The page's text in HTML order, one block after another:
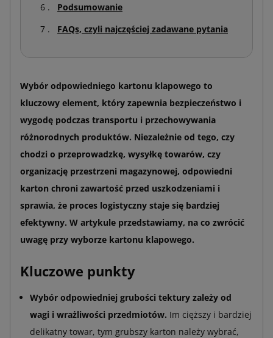
Podsumowanie
FAQs, czyli najczęściej zadawane pytania
Wybór odpowiedniego kartonu klapowego to
kluczowy element, który zapewnia bezpieczeństwo i
wygodę podczas transportu i przechowywania
różnorodnych produktów. Niezależnie od tego, czy
chodzi o przeprowadzkę, wysyłkę towarów, czy
organizację przestrzeni magazynowej, odpowiedni
karton chroni zawartość przed uszkodzeniami i
sprawia, że proces logistyczny staje się bardziej
efektywny. W artykule przedstawiamy, na co zwrócić
uwagę przy wyborze kartonu klapowego.
Kluczowe punkty
Wybór odpowiedniej grubości tektury zależy od
wagi i wrażliwości przedmiotów. Im cięższy i bardziej
delikatny towar, tym grubszy karton należy wybrać,